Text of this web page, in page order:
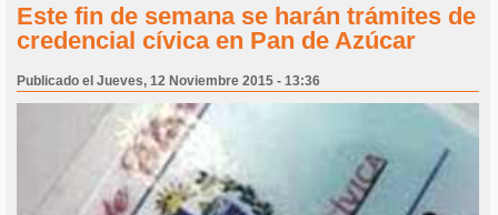
Este fin de semana se harán trámites de
credencial cívica en Pan de Azúcar
Publicado el Jueves, 12 Noviembre 2015 - 13:36